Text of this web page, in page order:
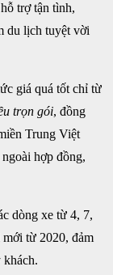
trợ tận tình,
du lịch tuyệt vời
giá quá tốt chỉ từ
trọn gói, đồng
Trung Việt
hợp đồng,
dòng xe từ 4, 7,
từ 2020, đảm
khách.